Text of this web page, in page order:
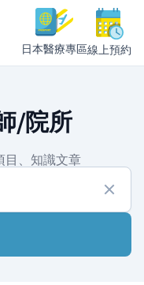
日本醫療專區線上預約
/院所
目、知識文章